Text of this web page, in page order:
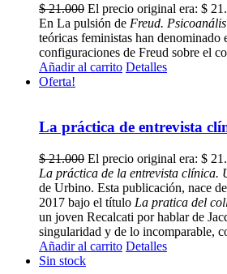
$21.000 El precio original era: $
En La pulsión de Freud.
teóricas feministas han denominado
configuraciones de Freud sobre el
Añadir al carrito Detalles
Oferta!
La práctica de entrevista
$21.000 El precio original era: $
La práctica de la entrevista clínica.
de Urbino. Esta publicación, nace
2017 bajo el título La pratica del
un joven Recalcati por hablar de
singularidad y de lo incomparable,
Añadir al carrito Detalles
Sin stock